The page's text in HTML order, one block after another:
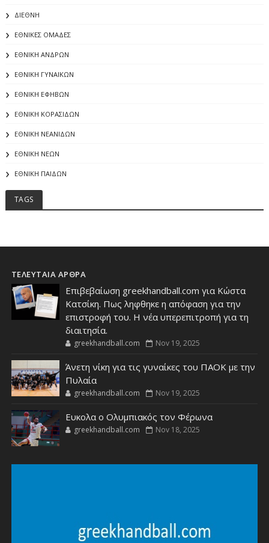
ΔΙΕΘΝΗ
ΕΘΝΙΚΕΣ ΟΜΑΔΕΣ
ΕΘΝΙΚΗ ΑΝΔΡΩΝ
ΕΘΝΙΚΗ ΓΥΝΑΙΚΩΝ
ΕΘΝΙΚΗ ΕΦΗΒΩΝ
ΕΘΝΙΚΗ ΚΟΡΑΣΙΔΩΝ
ΕΘΝΙΚΗ ΝΕΑΝΙΔΩΝ
ΕΘΝΙΚΗ ΝΕΩΝ
ΕΘΝΙΚΗ ΠΑΙΔΩΝ
TAGS
ΤΕΛΕΥΤΑΙΑ ΑΡΘΡΑ
Επιβεβαίωση greekhandball.com για Κώστα
Κατσίκη. Πως ληφθηκε η απόφαση για την
επιστροφή του. Η νέα υπερεπιτροπή για τη
διαιτησία.
greekhandball.com Nov 19, 2025
Άνετη νίκη για τις γυναίκες του ΠΑΟΚ με την
Πυλαία
greekhandball.com Nov 19, 2025
Ευκολα ο Ολυμπιακός τον Φέρωνα
greekhandball.com Nov 18, 2025